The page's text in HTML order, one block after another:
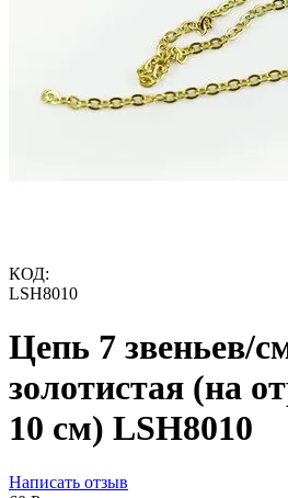
КОД:
LSH8010
Цепь 7 звеньев/
золотистая (на
10 см) LSH8010
Написать отзыв